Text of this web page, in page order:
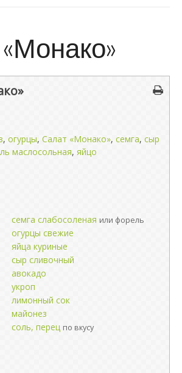
, огурцы, Салат «Монако», семга, сыр
маслосольная, яйцо
семга слабосоленая или форель
огурцы свежие
яйца куриные
сыр сливочный
авокадо
укроп
лимонный сок
майонез
соль, перец по вкусу